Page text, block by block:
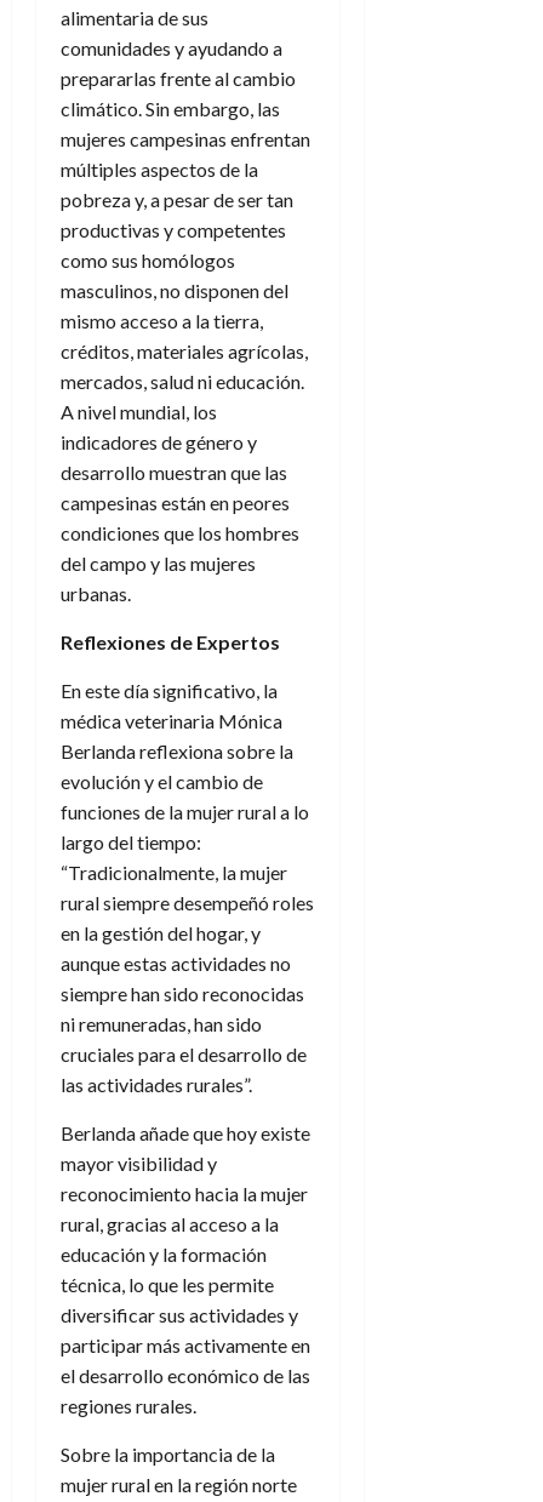
alimentaria de sus
comunidades y ayudando a
prepararlas frente al cambio
climático. Sin embargo, las
mujeres campesinas enfrentan
múltiples aspectos de la
pobreza y, a pesar de ser tan
productivas y competentes
como sus homólogos
masculinos, no disponen del
mismo acceso a la tierra,
créditos, materiales agrícolas,
mercados, salud ni educación.
A nivel mundial, los
indicadores de género y
desarrollo muestran que las
campesinas están en peores
condiciones que los hombres
del campo y las mujeres
urbanas.
Reflexiones de Expertos
En este día significativo, la
médica veterinaria Mónica
Berlanda reflexiona sobre la
evolución y el cambio de
funciones de la mujer rural a lo
largo del tiempo:
“Tradicionalmente, la mujer
rural siempre desempeñó roles
en la gestión del hogar, y
aunque estas actividades no
siempre han sido reconocidas
ni remuneradas, han sido
cruciales para el desarrollo de
las actividades rurales”.
Berlanda añade que hoy existe
mayor visibilidad y
reconocimiento hacia la mujer
rural, gracias al acceso a la
educación y la formación
técnica, lo que les permite
diversificar sus actividades y
participar más activamente en
el desarrollo económico de las
regiones rurales.
Sobre la importancia de la
mujer rural en la región norte